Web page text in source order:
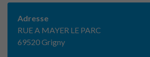
Adresse
RUE A MAYER LE PARC
69520 Grigny